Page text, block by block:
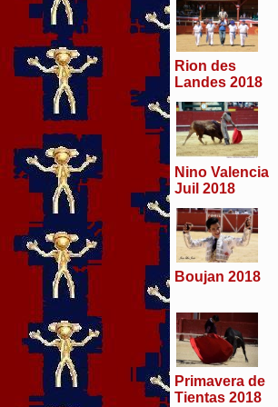
Rion des
Landes 2018
Nino Valencia
Juil 2018
Boujan 2018
Primavera de
Tientas 2018